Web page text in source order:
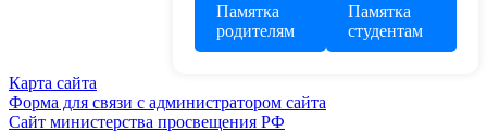
Памятка
родителям
Памятка
студентам
Карта сайта
Форма для связи с администратором сайта
Сайт министерства просвещения РФ